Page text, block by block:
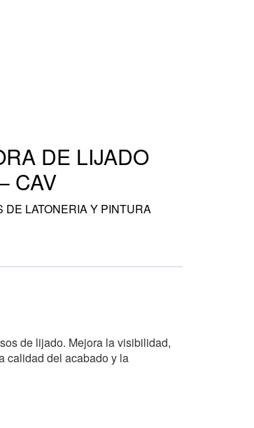
DE LIJADO
CAV
DE LATONERIA Y PINTURA
de lijado. Mejora la visibilidad,
calidad del acabado y la